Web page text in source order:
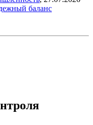
баланс